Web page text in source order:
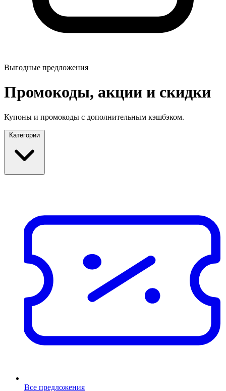
Выгодные предложения
Промокоды, акции и скидки
Купоны и промокоды с дополнительным кэшбэком.
Категории
Все предложения